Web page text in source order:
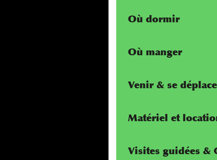
Où dormir
Où manger
Venir & se
Matériel et
Visites guidées &